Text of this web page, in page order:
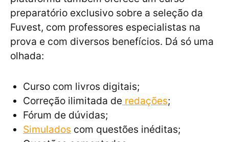
preparatório exclusivo sobre a seleção da
Fuvest, com professores especialistas na
prova e com diversos benefícios. Dá só uma
olhada:
Curso com livros digitais;
Correção ilimitada de redações;
Fórum de dúvidas;
Simulados com questões inéditas;